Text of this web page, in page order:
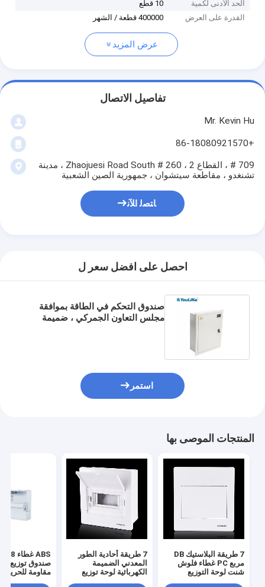
الحد الأدنى لكمية
10 قطع
القدرة على العرض
400000 قطعة / الشهر
عرض المزيد
تفاصيل الاتصال
Mr. Kevin Hu
+86-18080921570
709 # ، القطاع 2 ، 260 # Zhaojuesi Road South ، مدينة
تشنغدو ، مقاطعة سيتشوان ، جمهورية الصين الشعبية
ﺎﺘﺼﻟ ﺍﻶﻧ
احصل على افضل سعر ل
صندوق التحكم في الطاقة بموافقة
مجلس التعاون الجمركي ، ضميمة
استمر
المنتجات الموصى بها
7 طريقة البلاستيك DB
مربع PC غطاء فلوش
شنت لوحة التوزيع
7 طريقة أحادية الطور
المعدني الضميمة
الكهربائية لوحة توزيع
صندوق توزيع
مقاومة للحريق